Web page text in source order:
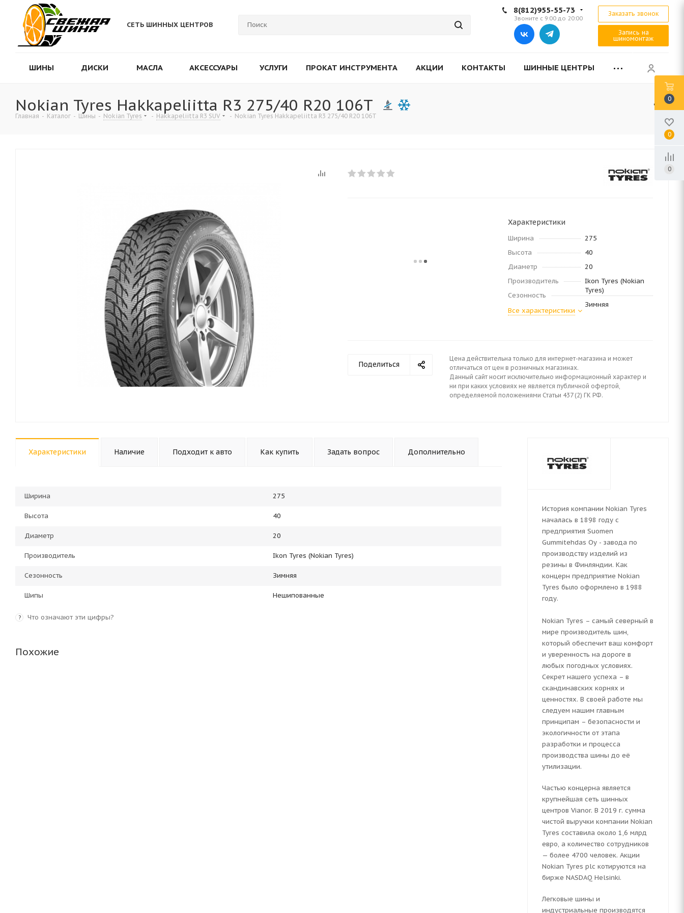
СЕТЬ ШИННЫХ ЦЕНТРОВ
8(812)955-55-73
Звоните с 9:00 до 20:00
Заказать звонок
Запись на
шиномонтаж
ШИНЫ ДИСКИ МАСЛА АКСЕССУАРЫ УСЛУГИ ПРОКАТ ИНСТРУМЕНТА АКЦИИ КОНТАКТЫ ШИННЫЕ ЦЕНТРЫ
Nokian Tyres Hakkapeliitta R3 275/40 R20 106T
Главная - Каталог - Шины - Nokian Tyres - Hakkapeliitta R3 SUV - Nokian Tyres Hakkapeliitta R3 275/40 R20 106T
Характеристики
Ширина
275
Высота
40
Диаметр
20
Производитель
Ikon Tyres (Nokian
Tyres)
Сезонность
Зимняя
Все характеристики
Поделиться
Цена действительна только для интернет-магазина и может
отличаться от цен в розничных магазинах.
Данный сайт носит исключительно информационный характер и
ни при каких условиях не является публичной офертой,
определяемой положениями Статьи 437 (2) ГК РФ.
Характеристики Наличие Подходит к авто Как купить Задать вопрос Дополнительно
Ширина 275
Высота 40
Диаметр 20
Производитель Ikon Tyres (Nokian Tyres)
Сезонность Зимняя
Шипы Нешипованные
? Что означают эти цифры?
Похожие
История компании Nokian Tyres
началась в 1898 году с
предприятия Suomen
Gummitehdas Oy - завода по
производству изделий из
резины в Финляндии. Как
концерн предприятие Nokian
Tyres было оформлено в 1988
году.
Nokian Tyres – самый северный в
мире производитель шин,
который обеспечит ваш комфорт
и уверенность на дороге в
любых погодных условиях.
Секрет нашего успеха – в
скандинавских корнях и
ценностях. В своей работе мы
следуем нашим главным
принципам – безопасности и
экологичности от этапа
разработки и процесса
производства шины до её
утилизации.
Частью концерна является
крупнейшая сеть шинных
центров Vianor. В 2019 г. сумма
чистой выручки компании Nokian
Tyres составила около 1,6 млрд
евро, а количество сотрудников
— более 4700 человек. Акции
Nokian Tyres plc котируются на
бирже NASDAQ Helsinki.
Легковые шины и
индустриальные производятся
0
0
0